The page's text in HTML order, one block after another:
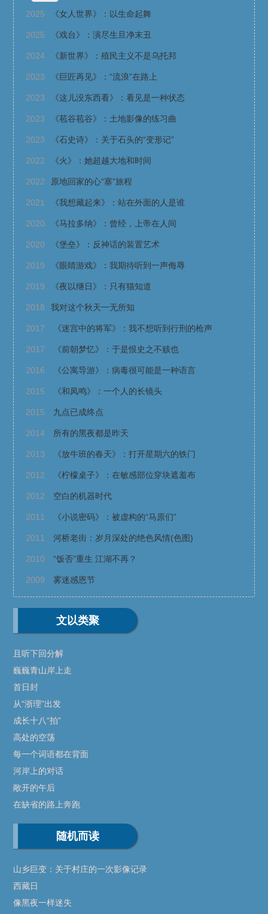
2025 《女人世界》：以生命起舞
2025 《戏台》：演尽生旦净末丑
2024 《新世界》：殖民主义不是乌托邦
2023 《巨匠再见》：“流浪”在路上
2023 《这儿没东西看》：看见是一种状态
2023 《苞谷苞谷》：土地影像的练习曲
2023 《石史诗》：关于石头的“变形记”
2022 《火》：她超越大地和时间
2022 原地回家的心“塞”旅程
2021 《我想藏起来》：站在外面的人是谁
2020 《马拉多纳》：曾经，上帝在人间
2020 《堡垒》：反神话的装置艺术
2019 《眼睛游戏》：我期待听到一声侮辱
2019 《夜以继日》：只有猫知道
2018 我对这个秋天一无所知
2017 《迷宫中的将军》：我不想听到行刑的枪声
2017 《前朝梦忆》：于是恨史之不赅也
2016 《公寓导游》：病毒很可能是一种语言
2015 《和凤鸣》：一个人的长镜头
2015 九点已成终点
2014 所有的黑夜都是昨天
2013 《放牛班的春天》：打开星期六的铁门
2012 《柠檬桌子》：在敏感部位穿块遮羞布
2012 空白的机器时代
2011 《小说密码》：被虚构的“马原们”
2011 河桥老街：岁月深处的绝色风情(色图)
2010 “饭否”重生 江湖不再？
2009 雾迷感恩节
文以类聚
且听下回分解‌
巍巍青山岸上走
首日封
从“浙理”出发
成长十八“拍”
高处的空荡
每一个词语都在背面
河岸上的对话
敞开的午后
在缺省的路上奔跑
随机而读
山乡巨变：关于村庄的一次影像记录
西藏日
像黑夜一样迷失